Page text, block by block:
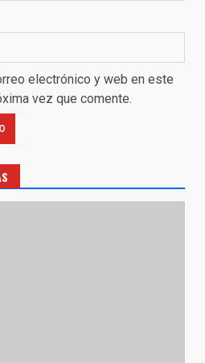
electrónico y web en este
vez que comente.